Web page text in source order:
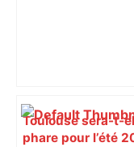
Toulouse sera-t-
phare pour l’été